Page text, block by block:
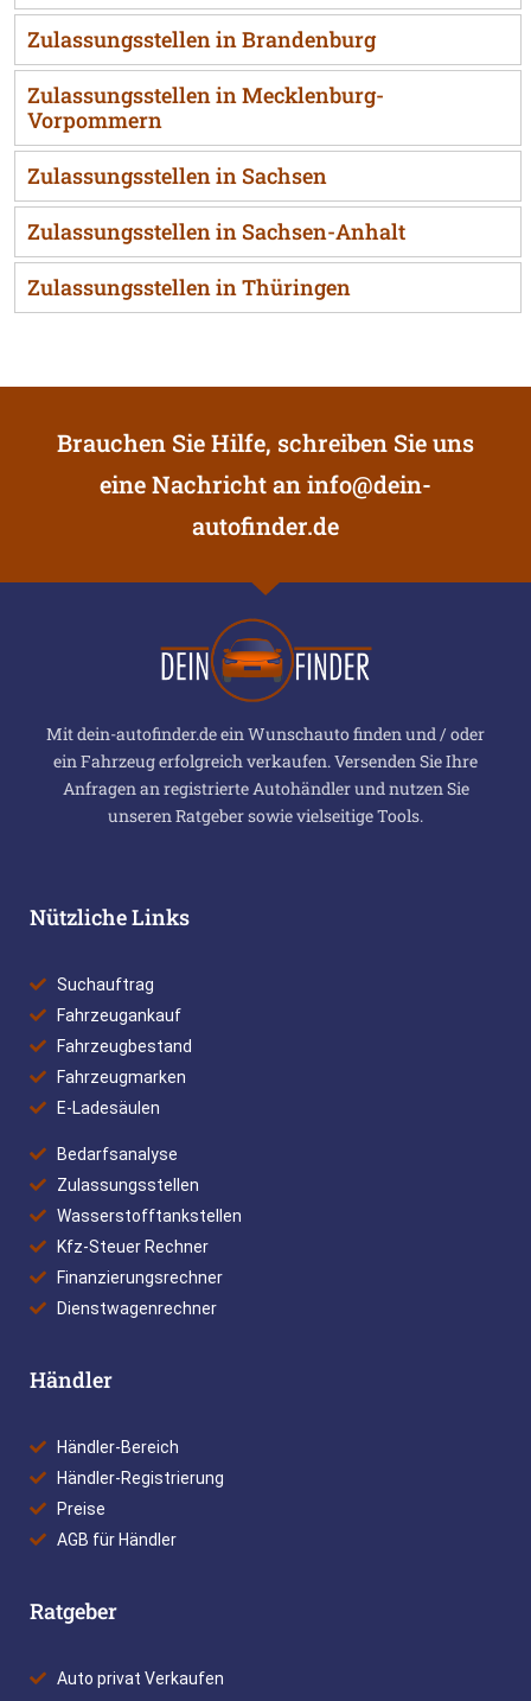
Zulassungsstellen in Brandenburg
Zulassungsstellen in Mecklenburg-
Vorpommern
Zulassungsstellen in Sachsen
Zulassungsstellen in Sachsen-Anhalt
Zulassungsstellen in Thüringen
Brauchen Sie Hilfe, schreiben Sie uns
eine Nachricht aninfo@dein-
autofinder.de
Mit dein-autofinder.de ein Wunschauto finden und / oder
ein Fahrzeug erfolgreich verkaufen. Versenden Sie Ihre
Anfragen an registrierte Autohändler und nutzen Sie
unseren Ratgeber sowie vielseitige Tools.
Nützliche Links
Suchauftrag
Fahrzeugankauf
Fahrzeugbestand
Fahrzeugmarken
E-Ladesäulen
Bedarfsanalyse
Zulassungsstellen
Wasserstofftankstellen
Kfz-Steuer Rechner
Finanzierungsrechner
Dienstwagenrechner
Händler
Händler-Bereich
Händler-Registrierung
Preise
AGB für Händler
Ratgeber
Auto privat Verkaufen